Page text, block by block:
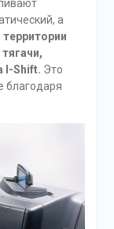
а
территории
I-Shift. Это
благодаря